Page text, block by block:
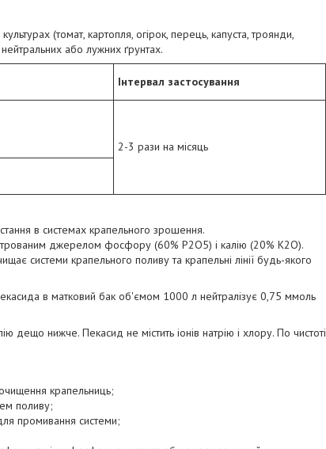
(томат, картопля, огірок, перець, капуста, троянди,
або лужних ґрунтах.
Інтервал застосування
2-3 рази на місяць
в системах крапельного зрошення.
джерелом фосфору (60% Р2О5) і калію (20% К2О).
системи крапельного поливу та крапельні лінії будь-якого
в матковий бак об'ємом 1000 л нейтралізує 0,75 ммоль
нижче. Пекасид не містить іонів натрію і хлору. По чистоті
крапельниць;
поливу;
промивання системи;